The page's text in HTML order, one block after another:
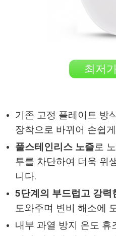
최저
기존 고정 플레이트 방
장착으로 바뀌어 손쉽
풀스테인리스 노즐로
투를 차단하여 더욱 위
니다.
5단계의 부드럽고 강력
도와주며 변비 해소에
내부 과열 방지 온도 휴